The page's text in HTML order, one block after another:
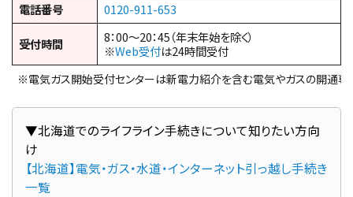
電話番号
0120-911-653
受付時間
8：00～20：45（年末年始を除く）
※Web受付は24時間受付
※電気ガス開始受付センターは新電力紹介を含む電気やガスの開通専
▼北海道でのライフライン手続きについて知りたい方向
【北海道】電気・ガス・水道・インターネット引っ越し手続き
一覧